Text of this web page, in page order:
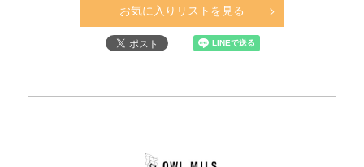
お気に入りリストを見る